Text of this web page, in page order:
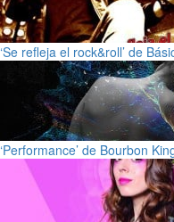
‘Se refleja el rock&roll’ de
‘Performance’ de Bourbon